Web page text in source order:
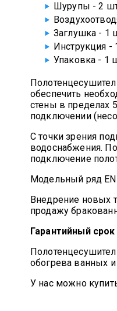
Шурупы - 2
Заглушка - 1
Инструкция -
Упаковка - 1
обеспечить
стены в пределах
подключении
С точки зрения
водоснабжения.
подключение
Модельный ряд
Внедрение новых
продажу
Гарантийный
обогрева ванных
У нас можно